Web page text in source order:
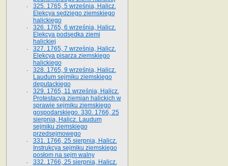
325. 1765, 5 września, Halicz.
Elekcya sędziego ziemskiego
halickiego
326. 1765, 6 września, Halicz.
Elekcya podsędka ziemi
halickiej
327. 1765, 7 września, Halicz.
Elekcya pisarza ziemskiego
halickiego
328. 1765, 9 września, Halicz.
Laudum sejmiku ziemskiego
deputackiego
329. 1765, 11 września, Halicz.
Protestacya ziemian halickich w
sprawie sejmiku ziemskiego
gospodarskiego. 330. 1766, 25
sierpnia, Halicz. Laudum
sejmiku ziemskiego
przedsejmowego
331. 1766, 25 sierpnia, Halicz.
Instrukcya sejmiku ziemskiego
posłom na sejm walny
332. 1766, 25 sierpnia, Halicz.